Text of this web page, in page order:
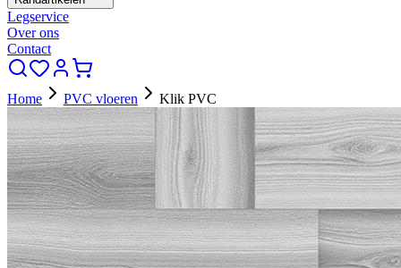
Legservice
Over ons
Contact
Home PVC vloeren Klik PVC